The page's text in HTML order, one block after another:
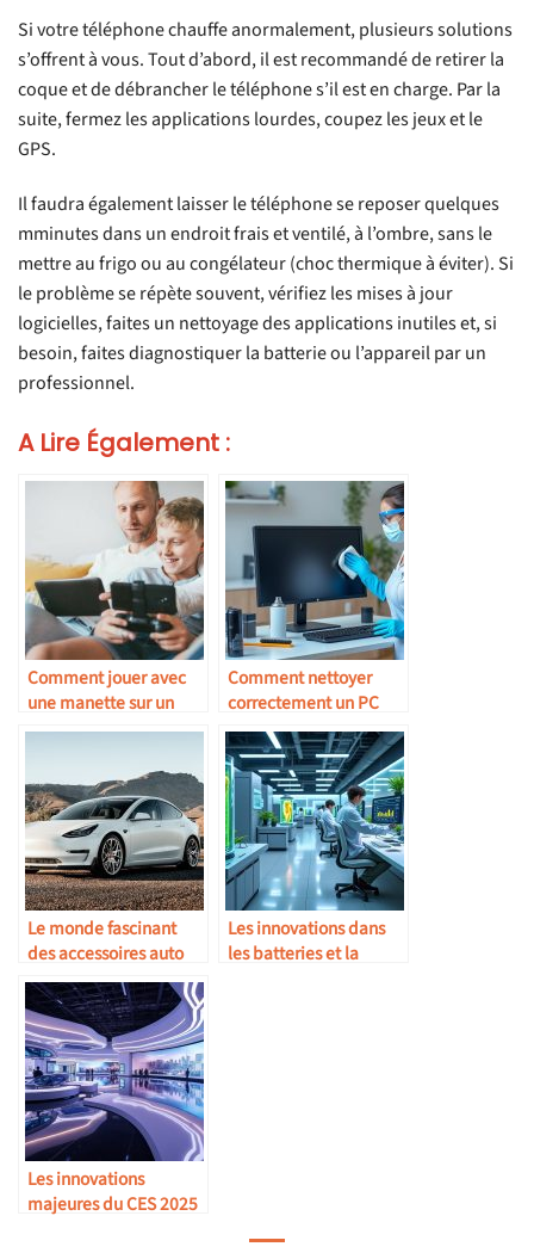
Si votre téléphone chauffe anormalement, plusieurs solutions
s’offrent à vous. Tout d’abord, il est recommandé de retirer la
coque et de débrancher le téléphone s’il est en charge. Par la
suite, fermez les applications lourdes, coupez les jeux et le
GPS.
Il faudra également laisser le téléphone se reposer quelques
mminutes dans un endroit frais et ventilé, à l’ombre, sans le
mettre au frigo ou au congélateur (choc thermique à éviter). Si
le problème se répète souvent, vérifiez les mises à jour
logicielles, faites un nettoyage des applications inutiles et, si
besoin, faites diagnostiquer la batterie ou l’appareil par un
professionnel.
A Lire Également :
Comment jouer avec
une manette sur un
iPhone ?
Comment nettoyer
correctement un PC
sans l’endommager
Le monde fascinant
des accessoires auto
pour Tesla
Les innovations dans
les batteries et la
Les innovations
majeures du CES 2025